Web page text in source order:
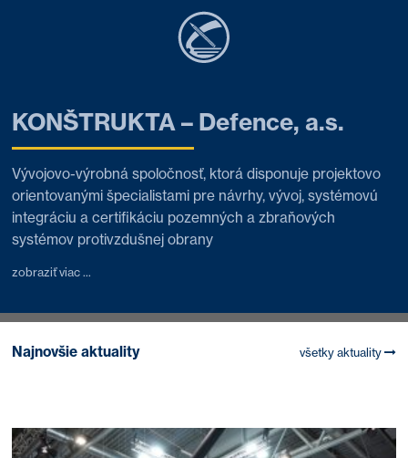
KONŠTRUKTA – Defence, a.s.
Vývojovo-výrobná spoločnosť, ktorá disponuje projektovo
orientovanými špecialistami pre návrhy, vývoj, systémovú
integráciu a certifikáciu pozemných a zbraňových
systémov protivzdušnej obrany
zobraziť viac ...
Najnovšie aktuality všetky aktuality